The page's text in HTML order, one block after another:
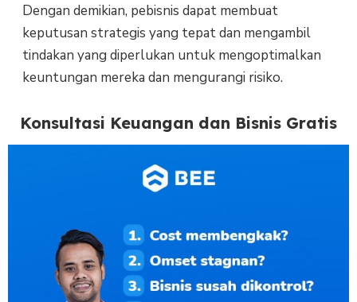
Dengan demikian, pebisnis dapat membuat
keputusan strategis yang tepat dan mengambil
tindakan yang diperlukan untuk mengoptimalkan
keuntungan mereka dan mengurangi risiko.
Konsultasi Keuangan dan Bisnis Gratis